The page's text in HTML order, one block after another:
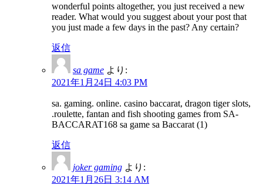
wonderful points altogether, you just received a new
reader. What would you suggest about your post that
you just made a few days in the past? Any certain?
返信
sa game より:
2021年1月24日 4:03 PM
sa. gaming. online. casino baccarat, dragon tiger slots,
.roulette, fantan and fish shooting games from SA-
BACCARAT168 sa game sa Baccarat (1)
返信
joker gaming より:
2021年1月26日 3:14 AM